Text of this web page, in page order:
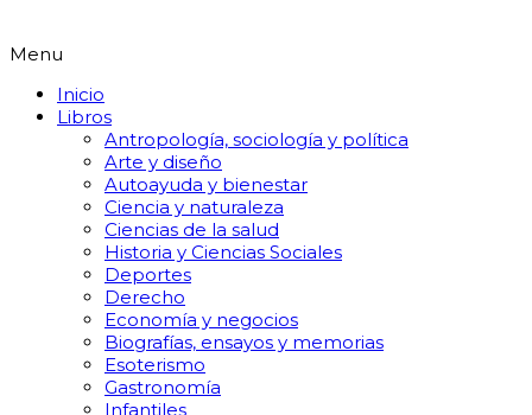
Menu
Inicio
Libros
Antropología, sociología y política
Arte y diseño
Autoayuda y bienestar
Ciencia y naturaleza
Ciencias de la salud
Historia y Ciencias Sociales
Deportes
Derecho
Economía y negocios
Biografías, ensayos y memorias
Esoterismo
Gastronomía
Infantiles